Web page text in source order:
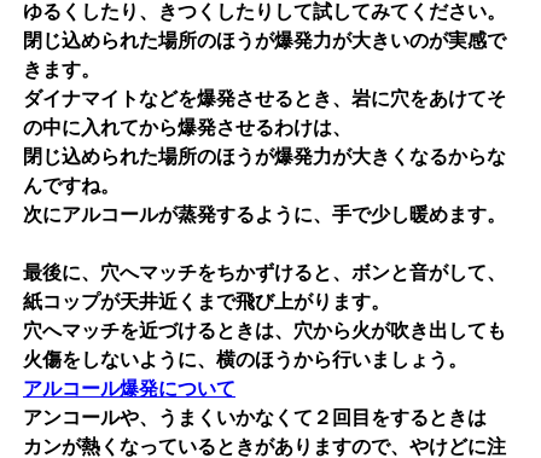
ゆるくしたり、きつくしたりして試してみてください。
閉じ込められた場所のほうが爆発力が大きいのが実感で
きます。
ダイナマイトなどを爆発させるとき、岩に穴をあけてそ
の中に入れてから爆発させるわけは、
閉じ込められた場所のほうが爆発力が大きくなるからな
んですね。
次にアルコールが蒸発するように、手で少し暖めます。
最後に、穴へマッチをちかずけると、ボンと音がして、
紙コップが天井近くまで飛び上がります。
穴へマッチを近づけるときは、穴から火が吹き出しても
火傷をしないように、横のほうから行いましょう。
アルコール爆発について
アンコールや、うまくいかなくて２回目をするときは
カンが熱くなっているときがありますので、やけどに注